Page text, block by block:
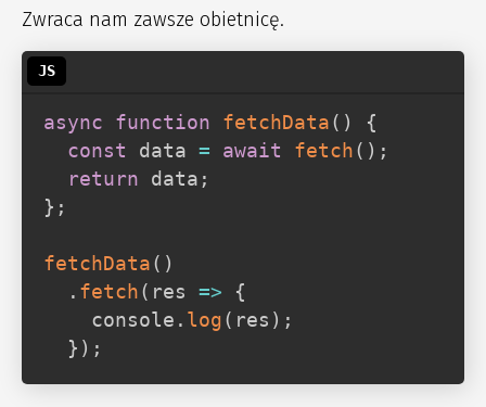
Zwraca nam zawsze obietnicę.
async function fetchData ( )
{
const data = await fetch ( ) ;
return data ;
} ;
fetchData ( )
. fetch ( res =>
{
    console
. log ( res ) ;
} ) ;